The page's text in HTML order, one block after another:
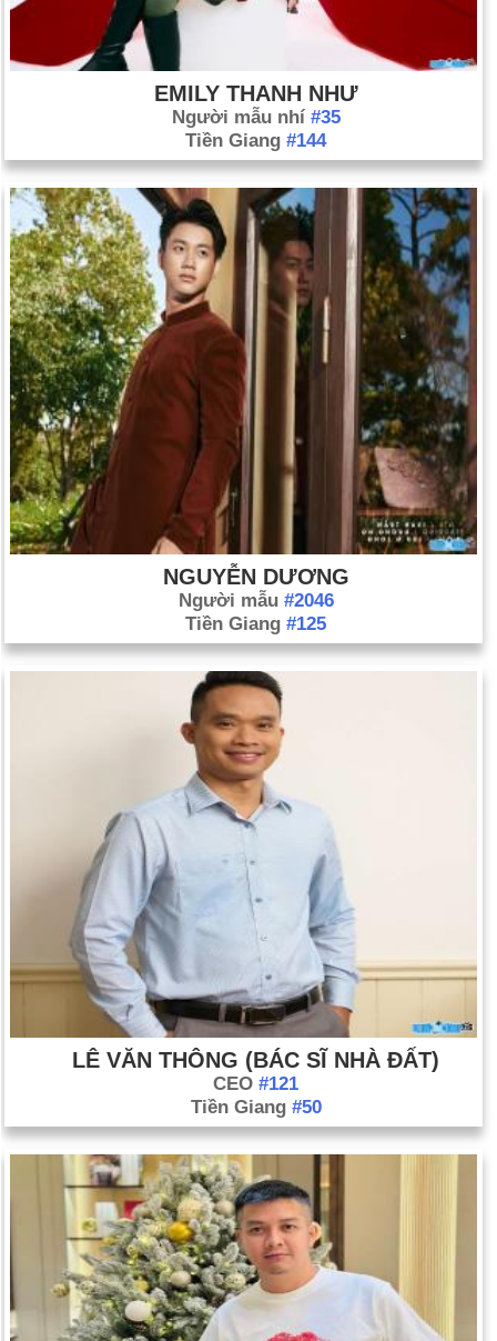
EMILY THANH NHƯ
Người mẫu nhí #35
Tiền Giang #144
NGUYỄN DƯƠNG
Người mẫu #2046
Tiền Giang #125
LÊ VĂN THÔNG (BÁC SĨ NHÀ ĐẤT)
CEO #121
Tiền Giang #50